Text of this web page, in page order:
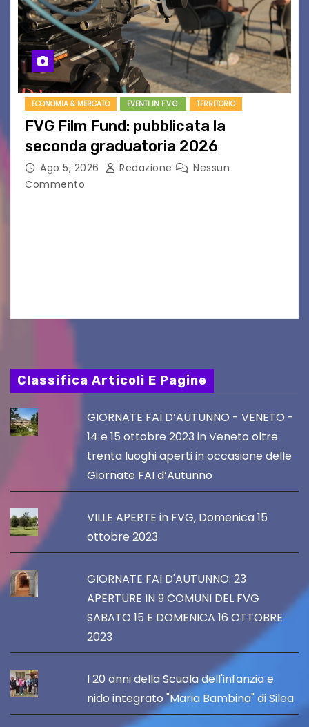
ECONOMIA & MERCATO EVENTI IN F.V.G. TERRITORIO
FVG Film Fund: pubblicata la
seconda graduatoria 2026
Ago 5, 2026 Redazione
Nessun
Commento
Classifica Articoli E Pagine
GIORNATE FAI D’AUTUNNO - VENETO -
14 e 15 ottobre 2023 in Veneto oltre
trenta luoghi aperti in occasione delle
Giornate FAI d’Autunno
VILLE APERTE in FVG, Domenica 15
ottobre 2023
GIORNATE FAI D'AUTUNNO: 23
APERTURE IN 9 COMUNI DEL FVG
SABATO 15 E DOMENICA 16 OTTOBRE
2023
I 20 anni della Scuola dell'infanzia e
nido integrato "Maria Bambina" di Silea